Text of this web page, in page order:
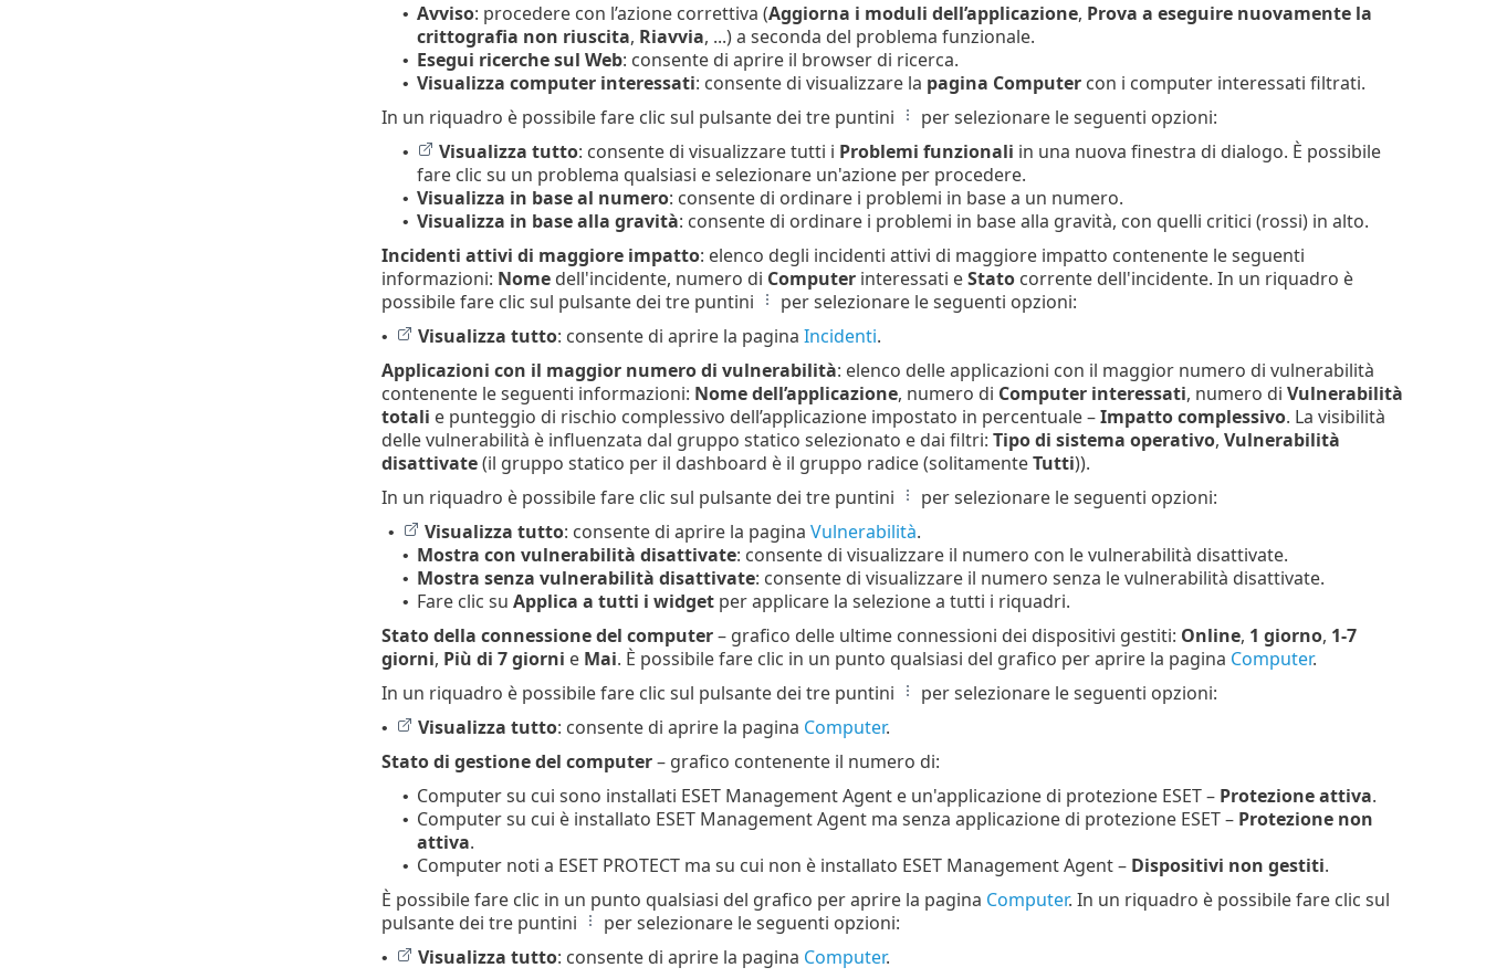
• Avviso: procedere con l’azione correttiva (Aggiorna i moduli dell’applicazione, Prova a eseguire nuovamente la
crittografia non riuscita, Riavvia, ...) a seconda del problema funzionale.
• Esegui ricerche sul Web: consente di aprire il browser di ricerca.
• Visualizza computer interessati: consente di visualizzare la pagina Computercon i computer interessati filtrati.
In un riquadro è possibile fare clic sul pulsante dei tre puntini
per selezionare le seguenti opzioni:
• Visualizza tutto: consente di visualizzare tutti i Problemi funzionali in una nuova finestra di dialogo. È possibile
fare clic su un problema qualsiasi e selezionare un'azione per procedere.
• Visualizza in base al numero: consente di ordinare i problemi in base a un numero.
• Visualizza in base alla gravità: consente di ordinare i problemi in base alla gravità, con quelli critici (rossi) in alto.
Incidenti attivi di maggiore impatto: elenco degli incidenti attivi di maggiore impatto contenente le seguenti
informazioni: Nomedell'incidente, numero di Computerinteressati eStatocorrente dell'incidente. In un riquadro è
possibile fare clic sul pulsante dei tre puntini
per selezionare le seguenti opzioni:
• Visualizza tutto: consente di aprire la pagina Incidenti.
Applicazioni con il maggior numero di vulnerabilità: elenco delle applicazioni con il maggior numero di vulnerabilità
contenente le seguenti informazioni: Nome dell’applicazione, numero di Computer interessati, numero di Vulnerabilità
totali e punteggio di rischio complessivo dell’applicazione impostato in percentuale –Impatto complessivo. La visibilità
delle vulnerabilità è influenzata dal gruppo statico selezionato e dai filtri: Tipo di sistema operativo, Vulnerabilità
disattivate(il gruppo statico per il dashboard è il gruppo radice (solitamenteTutti)).
In un riquadro è possibile fare clic sul pulsante dei tre puntini
per selezionare le seguenti opzioni:
• Visualizza tutto: consente di aprire la pagina Vulnerabilità.
• Mostra con vulnerabilità disattivate: consente di visualizzare il numero con le vulnerabilità disattivate.
• Mostra senza vulnerabilità disattivate: consente di visualizzare il numero senza le vulnerabilità disattivate.
• Fare clic su Applica a tutti i widgetper applicare la selezione a tutti i riquadri.
Stato della connessione del computer– grafico delle ultime connessioni dei dispositivi gestiti: Online, 1 giorno, 1-7
giorni, Più di 7 giorni e Mai. È possibile fare clic in un punto qualsiasi del grafico per aprire la pagina Computer.
In un riquadro è possibile fare clic sul pulsante dei tre puntini
per selezionare le seguenti opzioni:
• Visualizza tutto: consente di aprire la pagina Computer.
Stato di gestione del computer– grafico contenente il numero di:
• Computer su cui sono installati ESET Management Agent e un'applicazione di protezione ESET – Protezione attiva.
• Computer su cui è installato ESET Management Agent ma senza applicazione di protezione ESET – Protezione non
attiva.
• Computer noti a ESET PROTECT ma su cui non è installato ESET Management Agent – Dispositivi non gestiti.
È possibile fare clic in un punto qualsiasi del grafico per aprire la pagina Computer. In un riquadro è possibile fare clic sul
pulsante dei tre puntini
per selezionare le seguenti opzioni:
• Visualizza tutto: consente di aprire la pagina Computer.